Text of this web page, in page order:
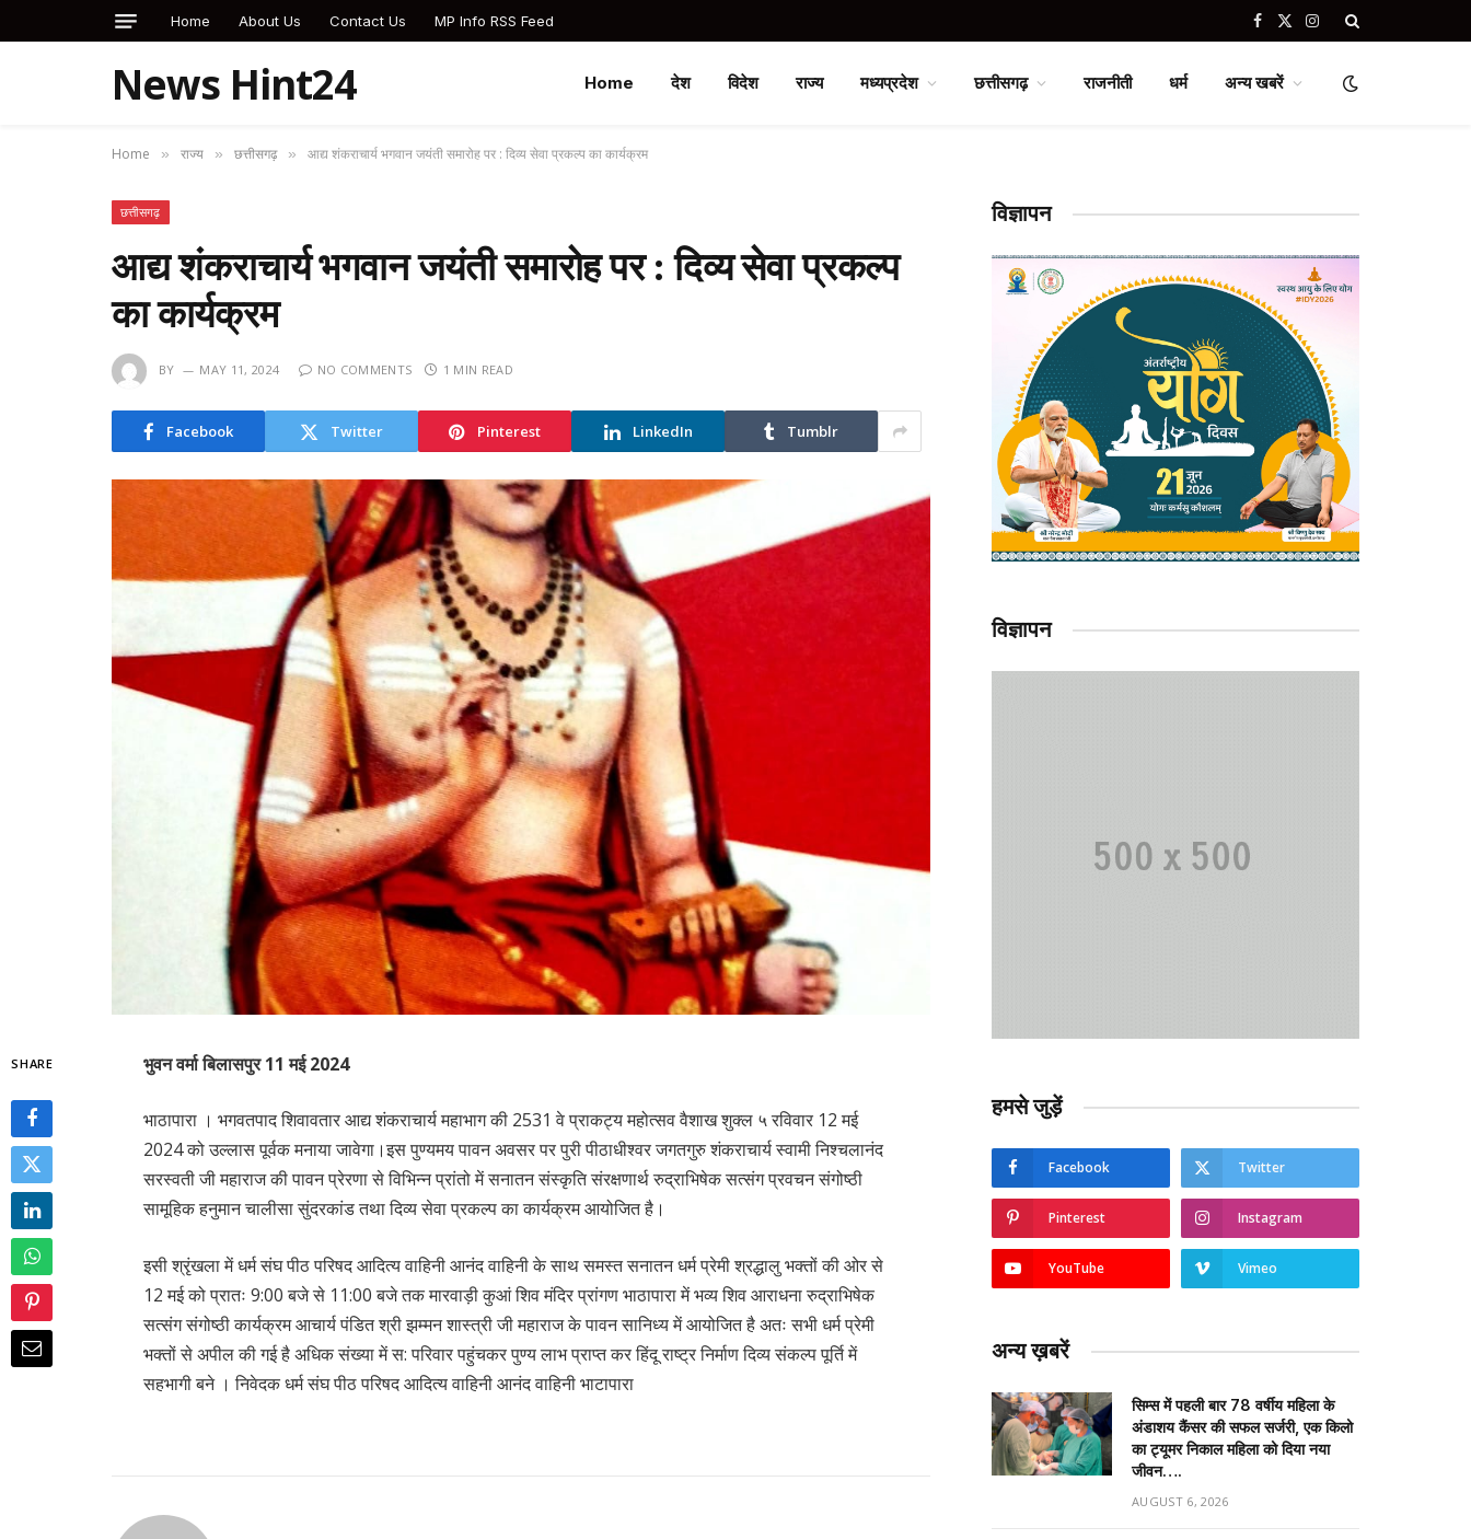
Home About Us Contact Us MP Info RSS Feed Facebook
X
Instagram
News Hint24 Home देश विदेश राज्य मध्यप्रदेश छत्तीसगढ़ राजनीती धर्म अन्य खबरें
Home » राज्य » छत्तीसगढ़ » आद्य शंकराचार्य भगवान जयंती समारोह पर : दिव्य सेवा प्रकल्प का कार्यक्रम
छत्तीसगढ़
आद्य शंकराचार्य भगवान जयंती समारोह पर : दिव्य सेवा प्रकल्प
का कार्यक्रम
BY MAY 11, 2024 NO COMMENTS 1 MIN READ
Facebook Twitter Pinterest LinkedIn Tumblr
SHARE भुवन वर्मा बिलासपुर 11 मई 2024
भाठापारा । भगवतपाद शिवावतार आद्य शंकराचार्य महाभाग की 2531 वे प्राकट्य महोत्सव वैशाख शुक्ल ५ रविवार 12 मई
2024 को उल्लास पूर्वक मनाया जावेगा।इस पुण्यमय पावन अवसर पर पुरी पीठाधीश्वर जगतगुरु शंकराचार्य स्वामी निश्चलानंद
सरस्वती जी महाराज की पावन प्रेरणा से विभिन्न प्रांतो में सनातन संस्कृति संरक्षणार्थ रुद्राभिषेक सत्संग प्रवचन संगोष्ठी
सामूहिक हनुमान चालीसा सुंदरकांड तथा दिव्य सेवा प्रकल्प का कार्यक्रम आयोजित है।
इसी श्रृंखला में धर्म संघ पीठ परिषद आदित्य वाहिनी आनंद वाहिनी के साथ समस्त सनातन धर्म प्रेमी श्रद्धालु भक्तों की ओर से
12 मई को प्रातः 9:00 बजे से 11:00 बजे तक मारवाड़ी कुआं शिव मंदिर प्रांगण भाठापारा में भव्य शिव आराधना रुद्राभिषेक
सत्संग संगोष्ठी कार्यक्रम आचार्य पंडित श्री झम्मन शास्त्री जी महाराज के पावन सानिध्य में आयोजित है अतः सभी धर्म प्रेमी
भक्तों से अपील की गई है अधिक संख्या में स: परिवार पहुंचकर पुण्य लाभ प्राप्त कर हिंदू राष्ट्र निर्माण दिव्य संकल्प पूर्ति में
सहभागी बने । निवेदक धर्म संघ पीठ परिषद आदित्य वाहिनी आनंद वाहिनी भाटापारा
Reading
विज्ञापन
विज्ञापन
हमसे जुड़ें
Facebook Twitter
Pinterest Instagram
YouTube Vimeo
अन्य ख़बरें
सिम्स में पहली बार 78 वर्षीय महिला के
अंडाशय कैंसर की सफल सर्जरी, एक किलो
का ट्यूमर निकाल महिला को दिया नया
जीवन….
AUGUST 6, 2026